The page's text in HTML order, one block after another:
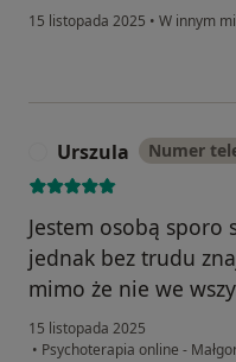
15 listopada 2025 • W innym
Urszula Numer
Jestem osobą sporo
jednak bez trudu
mimo że nie we
15 listopada 2025
• Psychoterapia online -